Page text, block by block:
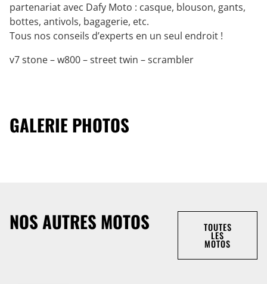
partenariat avec Dafy Moto : casque, blouson, gants,
bottes, antivols, bagagerie, etc.
Tous nos conseils d’experts en un seul endroit !
v7 stone – w800 – street twin – scrambler
GALERIE PHOTOS
NOS AUTRES MOTOS TOUTES
LES
MOTOS